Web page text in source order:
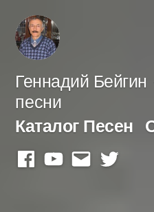
Перейти
содержимому
Геннадий Бейгин
песни
Каталог Песен
facebook
youtube
mail twitter